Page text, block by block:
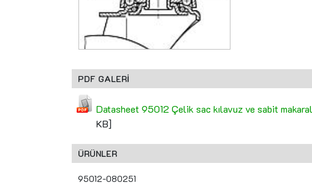
PDF GALERİ
Datasheet 95012 Çelik sac kılavuz ve sabit
KB]
ÜRÜNLER
95012-080251